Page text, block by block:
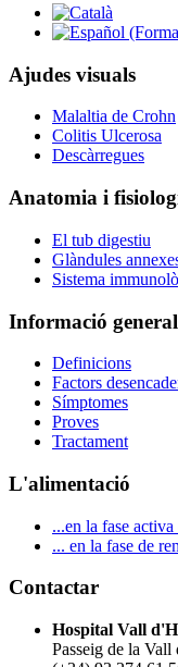
Ajudes visuals
Malaltia de Crohn
Colitis Ulcerosa
Descàrregues
Anatomia i
El tub digestiu
Glàndules
Sistema
Informació general
Definicions
Factors
Símptomes
Proves
Tractament
L'alimentació
...en la fase
... en la fase de
Contactar
Hospital Vall
Passeig de la